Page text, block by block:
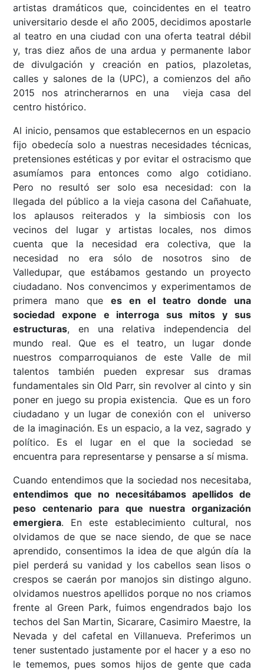
artistas dramáticos que, coincidentes en el teatro
universitario desde el año 2005, decidimos apostarle
al teatro en una ciudad con una oferta teatral débil
y, tras diez años de una ardua y permanente labor
de divulgación y creación en patios, plazoletas,
calles y salones de la (UPC), a comienzos del año
2015 nos atrincherarnos en una vieja casa del
centro histórico.
Al inicio, pensamos que establecernos en un espacio
fijo obedecía solo a nuestras necesidades técnicas,
pretensiones estéticas y por evitar el ostracismo que
asumíamos para entonces como algo cotidiano.
Pero no resultó ser solo esa necesidad: con la
llegada del público a la vieja casona del Cañahuate,
los aplausos reiterados y la simbiosis con los
vecinos del lugar y artistas locales, nos dimos
cuenta que la necesidad era colectiva, que la
necesidad no era sólo de nosotros sino de
Valledupar, que estábamos gestando un proyecto
ciudadano. Nos convencimos y experimentamos de
primera mano que es en el teatro donde una
sociedad expone e interroga sus mitos y sus
estructuras, en una relativa independencia del
mundo real. Que es el teatro, un lugar donde
nuestros comparroquianos de este Valle de mil
talentos también pueden expresar sus dramas
fundamentales sin Old Parr, sin revolver al cinto y sin
poner en juego su propia existencia. Que es un foro
ciudadano y un lugar de conexión con el universo
de la imaginación. Es un espacio, a la vez, sagrado y
político. Es el lugar en el que la sociedad se
encuentra para representarse y pensarse a sí misma.
Cuando entendimos que la sociedad nos necesitaba,
entendimos que no necesitábamos apellidos de
peso centenario para que nuestra organización
emergiera. En este establecimiento cultural, nos
olvidamos de que se nace siendo, de que se nace
aprendido, consentimos la idea de que algún día la
piel perderá su vanidad y los cabellos sean lisos o
crespos se caerán por manojos sin distingo alguno.
olvidamos nuestros apellidos porque no nos criamos
frente al Green Park, fuimos engendrados bajo los
techos del San Martin, Sicarare, Casimiro Maestre, la
Nevada y del cafetal en Villanueva. Preferimos un
tener sustentado justamente por el hacer y a eso no
le tememos, pues somos hijos de gente que cada